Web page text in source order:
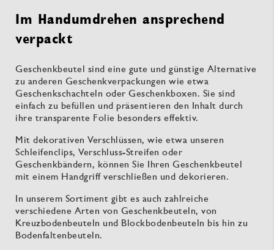
Im Handumdrehen ansprechend
verpackt
Geschenkbeutel sind eine gute und günstige Alternative
zu anderen Geschenkverpackungen wie etwa
Geschenkschachteln oder Geschenkboxen. Sie sind
einfach zu befüllen und präsentieren den Inhalt durch
ihre transparente Folie besonders effektiv.
Mit dekorativen Verschlüssen, wie etwa unseren
Schleifenclips, Verschluss-Streifen oder
Geschenkbändern, können Sie Ihren Geschenkbeutel
mit einem Handgriff verschließen und dekorieren.
In unserem Sortiment gibt es auch zahlreiche
verschiedene Arten von Geschenkbeuteln, von
Kreuzbodenbeuteln und Blockbodenbeuteln bis hin zu
Bodenfaltenbeuteln.